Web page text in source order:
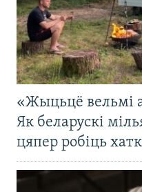
«Жыцьцё вельмі
Як беларускі
цяпер робіць